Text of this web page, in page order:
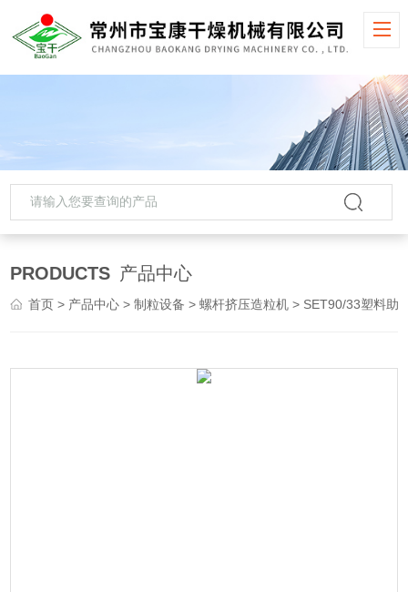
PRODUCTS 产品中心
首页 > 产品中心 >制粒设备 >螺杆挤压造粒机 > SET90/33塑料助剂螺杆挤压造粒机